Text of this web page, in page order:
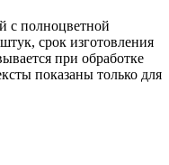
с полноцветной
срок изготовления
при обработке
показаны только для